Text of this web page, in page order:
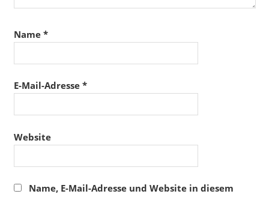
Name *
E-Mail-Adresse *
Website
Name, E-Mail-Adresse und Website in diesem